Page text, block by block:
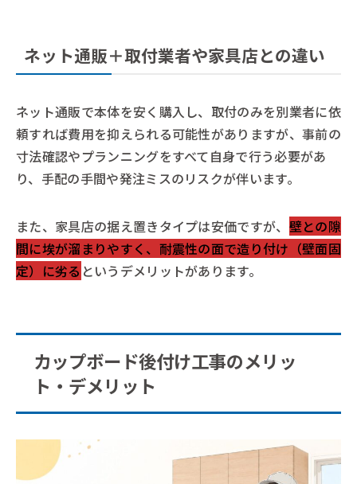
ネット通販＋取付業者や家具店との違い
ネット通販で本体を安く購入し、取付のみを別業者に依
頼すれば費用を抑えられる可能性がありますが、事前の
寸法確認やプランニングをすべて自身で行う必要があ
り、手配の手間や発注ミスのリスクが伴います。
また、家具店の据え置きタイプは安価ですが、 壁との隙
間に埃が溜まりやすく、耐震性の面で造り付け（壁面固
定）に劣る というデメリットがあります。
カップボード後付け工事のメリッ
ト・デメリット